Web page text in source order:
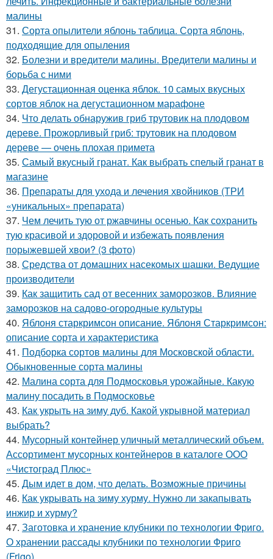
малины
31. Сорта опылители яблонь таблица. Сорта яблонь,
подходящие для опыления
32. Болезни и вредители малины. Вредители малины и
борьба с ними
33. Дегустационная оценка яблок. 10 самых вкусных
сортов яблок на дегустационном марафоне
34. Что делать обнаружив гриб трутовик на плодовом
дереве. Прожорливый гриб: трутовик на плодовом
дереве — очень плохая примета
35. Самый вкусный гранат. Как выбрать спелый гранат в
магазине
36. Препараты для ухода и лечения хвойников (ТРИ
«уникальных» препарата)
37. Чем лечить тую от ржавчины осенью. Как сохранить
тую красивой и здоровой и избежать появления
порыжевшей хвои? (3 фото)
38. Средства от домашних насекомых шашки. Ведущие
производители
39. Как защитить сад от весенних заморозков. Влияние
заморозков на садово-огородные культуры
40. Яблоня старкримсон описание. Яблоня Старкримсон:
описание сорта и характеристика
41. Подборка сортов малины для Московской области.
Обыкновенные сорта малины
42. Малина сорта для Подмосковья урожайные. Какую
малину посадить в Подмосковье
43. Как укрыть на зиму дуб. Какой укрывной материал
выбрать?
44. Мусорный контейнер уличный металлический объем.
Ассортимент мусорных контейнеров в каталоге ООО
«Чистоград Плюс»
45. Дым идет в дом, что делать. Возможные причины
46. Как укрывать на зиму хурму. Нужно ли закапывать
инжир и хурму?
47. Заготовка и хранение клубники по технологии Фриго.
О хранении рассады клубники по технологии Фриго